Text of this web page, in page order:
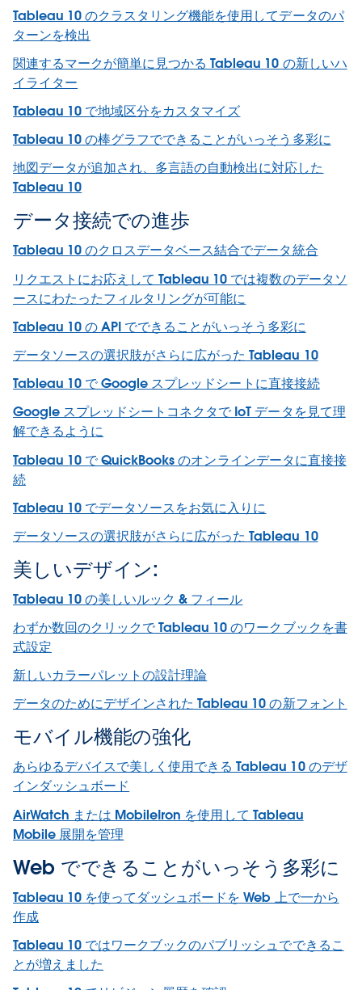
Tableau 10 のクラスタリング機能を使用してデータのパ
ターンを検出
関連するマークが簡単に見つかる Tableau 10 の新しいハ
イライター
Tableau 10 で地域区分をカスタマイズ
Tableau 10 の棒グラフでできることがいっそう多彩に
地図データが追加され、多言語の自動検出に対応した
Tableau 10
データ接続での進歩
Tableau 10 のクロスデータベース結合でデータ統合
リクエストにお応えして Tableau 10 では複数のデータソ
ースにわたったフィルタリングが可能に
Tableau 10 の API でできることがいっそう多彩に
データソースの選択肢がさらに広がった Tableau 10
Tableau 10 で Google スプレッドシートに直接接続
Google スプレッドシートコネクタで IoT データを見て理
解できるように
Tableau 10 で QuickBooks のオンラインデータに直接接
続
Tableau 10 でデータソースをお気に入りに
データソースの選択肢がさらに広がった Tableau 10
美しいデザイン:
Tableau 10 の美しいルック & フィール
わずか数回のクリックで Tableau 10 のワークブックを書
式設定
新しいカラーパレットの設計理論
データのためにデザインされた Tableau 10 の新フォント
モバイル機能の強化
あらゆるデバイスで美しく使用できる Tableau 10 のデザ
インダッシュボード
AirWatch または MobileIron を使用して Tableau
Mobile 展開を管理
Web でできることがいっそう多彩に
Tableau 10 を使ってダッシュボードを Web 上で一から
作成
Tableau 10 ではワークブックのパブリッシュでできるこ
とが増えました